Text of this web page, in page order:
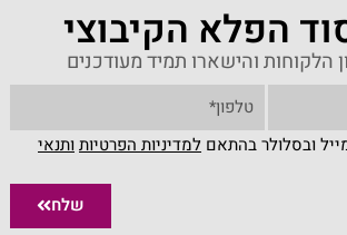
הפלא הקיבוצי
הלקוחות והישארו תמיד מעודכנים
ובסלולר בהתאם למדיניות הפרטיות ותנאי
שלח